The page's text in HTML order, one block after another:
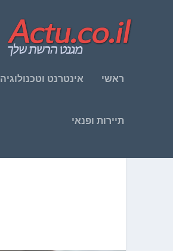
ראשי אינטרנט וטכנולוגיה
תיירות ופנאי